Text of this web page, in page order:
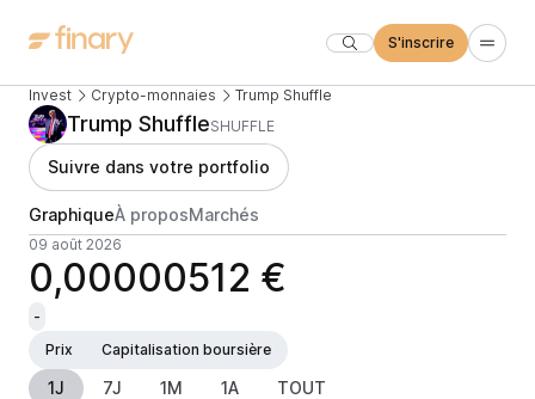
S'inscrire
Invest Crypto-monnaies Trump Shuffle
Trump ShuffleSHUFFLE
Suivre dans votre portfolio
GraphiqueÀ proposMarchés
09 août 2026
0,00000512 €
-
Prix
Capitalisation boursière
1J 7J 1M 1A TOUT